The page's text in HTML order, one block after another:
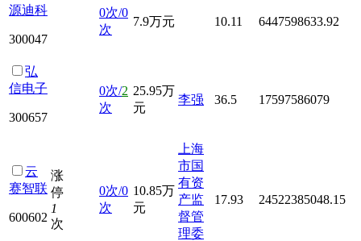
源迪科
300047
0次/0
次
7.9万元 10.11 6447598633.92
弘
信电子
300657
0次/2
次
25.95万
元
李强 36.5 17597586079
云
赛智联
600602
涨
停
1
次
0次/0
次
10.85万
元
上海
市国
有资
产监
督管
理委
17.93 24522385048.15